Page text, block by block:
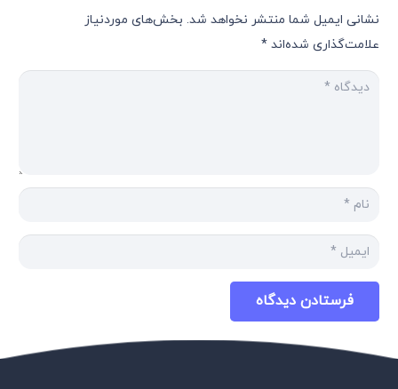
نشانی ایمیل شما منتشر نخواهد شد. بخش‌های موردنیاز
علامت‌گذاری شده‌اند *
فرستادن دیدگاه